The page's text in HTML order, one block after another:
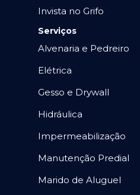
Invista no Grifo
Serviços
Alvenaria e Pedreiro
Elétrica
Gesso e Drywall
Hidráulica
Impermeabilização
Manutenção Predial
Marido de Aluguel